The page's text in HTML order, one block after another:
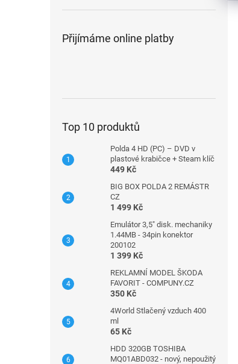
Přijímáme online platby
Top 10 produktů
Polda 4 HD (PC) – DVD v
plastové krabičce + Steam klíč
449 Kč
BIG BOX POLDA 2 REMÁSTR
CZ
1 499 Kč
Emulátor 3,5" disk. mechaniky
1.44MB - 34pin konektor
200102
1 399 Kč
REKLAMNÍ MODEL ŠKODA
FAVORIT - COMPUNY.CZ
350 Kč
4World Stlačený vzduch 400
ml
65 Kč
HDD 320GB TOSHIBA
MQ01ABD032 - nový, nepoužitý